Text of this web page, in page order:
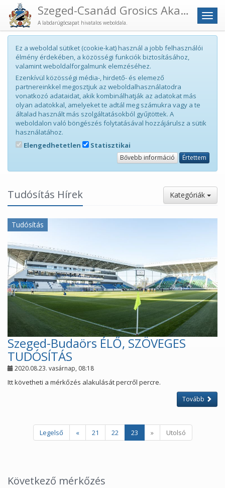
Menü
Szeged-Csanád Grosics Akadémia
A labdarúgócsapat hivatalos weboldala.
Ez a weboldal sütiket (cookie-kat) használ a jobb felhasználói
élmény érdekében, a közösségi funkciók biztosításához,
valamint weboldalforgalmunk elemzéséhez.
Ezenkívül közösségi média-, hirdető- és elemező
partnereinkkel megosztjuk az weboldalhasználatodra
vonatkozó adataidat, akik kombinálhatják az adatokat más
olyan adatokkal, amelyeket te adtál meg számukra vagy a te
általad használt más szolgáltatásokból gyűjtöttek. A
weboldalon való böngészés folytatásával hozzájárulsz a sütik
használatához.
Elengedhetetlen
Statisztikai
Bővebb információ Értettem
Tudósítás Hírek Kategóriák
Tudósítás
Szeged-Budaörs ÉLŐ, SZÖVEGES
TUDÓSÍTÁS
2020.08.23. vasárnap, 08:18
Itt követheti a mérkőzés alakulását percről percre.
Tovább
Legelső « 21 22 23 » Utolsó
Következő mérkőzés